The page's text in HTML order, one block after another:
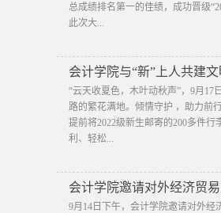
总成绩排名第一的佳绩，成功晋级
此次大...
会计学院与“新”上人共建
“云天收夏色，木叶动秋声”，9月17
路的繁花满地。倾情守护 ，助力前
提前将2022级新生邮寄的200多件
利、轻松...
会计学院邀请对外经济贸
9月14日下午，会计学院邀请对外